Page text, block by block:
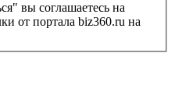
вы соглашаетесь на
от портала biz360.ru на